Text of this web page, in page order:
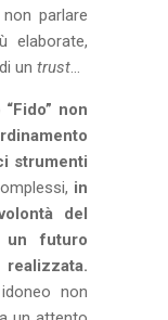
parlare
elaborate,
un trust…
non
strumenti
in
del
un futuro
realizzata.
non